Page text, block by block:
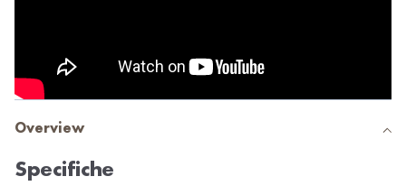
Overview
Specifiche